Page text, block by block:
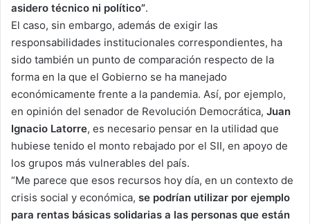
asidero técnico ni político”.
El caso, sin embargo, además de exigir las
responsabilidades institucionales correspondientes, ha
sido también un punto de comparación respecto de la
forma en la que el Gobierno se ha manejado
económicamente frente a la pandemia. Así, por ejemplo,
en opinión del senador de Revolución Democrática, Juan
Ignacio Latorre, es necesario pensar en la utilidad que
hubiese tenido el monto rebajado por el SII, en apoyo de
los grupos más vulnerables del país.
“Me parece que esos recursos hoy día, en un contexto de
crisis social y económica, se podrían utilizar por ejemplo
para rentas básicas solidarias a las personas que están